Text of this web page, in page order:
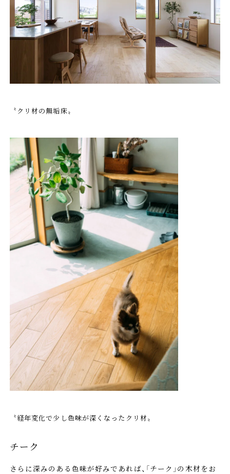
〝クリ材の無垢床〟
〝経年変化で少し色味が深くなったクリ材〟
チーク
さらに深みのある色味が好みであれば、「チーク」の木材をお